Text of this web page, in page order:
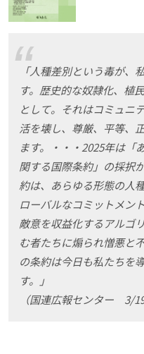
「人種差別という毒が、
す。歴史的な奴隷化、植
として。それはコミュニ
活を壊し、尊厳、平等、
ます。・・・2025年は「
関する国際条約」の採択
約は、あらゆる形態の人
ローバルなコミットメン
敵意を収益化するアルゴ
む者たちに煽られ憎悪と
の条約は今日も私たちを
す。」
（国連広報センター 3/